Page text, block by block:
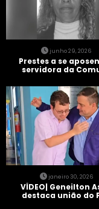
junho 29, 2026
Prestes a se
servidora da
entra em
morte encefálica
janeiro 30, 2026
VÍDEO| Geneilton
destaca união do